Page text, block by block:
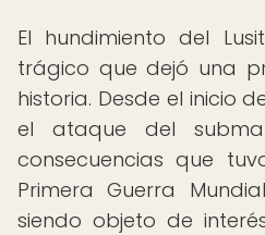
El hundimiento del
trágico que dejó una
historia. Desde el inicio
el ataque del
consecuencias que
Primera Guerra
siendo objeto de